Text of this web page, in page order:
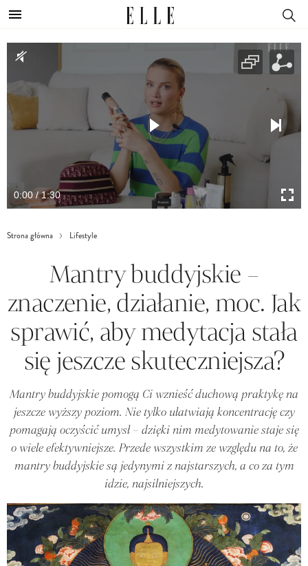
0:00 / 1:30
Strona główna Lifestyle
Mantry buddyjskie –
znaczenie, działanie, moc. Jak
sprawić, aby medytacja stała
się jeszcze skuteczniejsza?
Mantry buddyjskie pomogą Ci wznieść duchową praktykę na
jeszcze wyższy poziom. Nie tylko ułatwiają koncentrację czy
pomagają oczyścić umysł – dzięki nim medytowanie staje się
o wiele efektywniejsze. Przede wszystkim ze względu na to, że
mantry buddyjskie są jedynymi z najstarszych, a co za tym
idzie, najsilniejszych.